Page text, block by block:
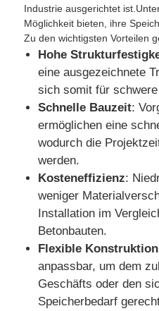
Startseite
Produkte
Über uns
Industrie ausgerichtet
Möglichkeit bieten, ihre
Zu den wichtigsten Vorteilen
Hohe
eine ausgezeichnete
sich somit für
Schnelle Bauzeit:
ermöglichen eine
wodurch die
werden.
Kosteneffizienz:
weniger
Installation im
Betonbauten.
Flexible Konstruktion
anpassbar, um dem
Geschäfts oder den
Speicherbedarf